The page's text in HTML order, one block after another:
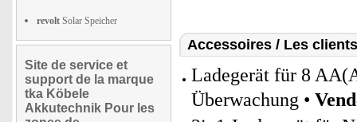
revolt Solar Speicher
Site de service et
support de la marque
tka Köbele
Akkutechnik Pour les
Accessoires / Les
Ladegerät für 8
Überwachung •